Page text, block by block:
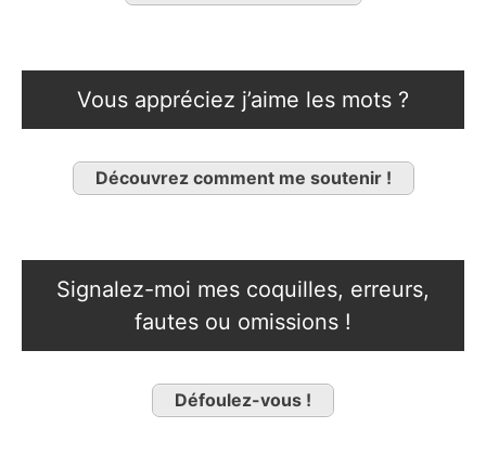
Vous appréciez j’aime les mots ?
Découvrez comment me soutenir !
Signalez-moi mes coquilles, erreurs,
fautes ou omissions !
Défoulez-vous !